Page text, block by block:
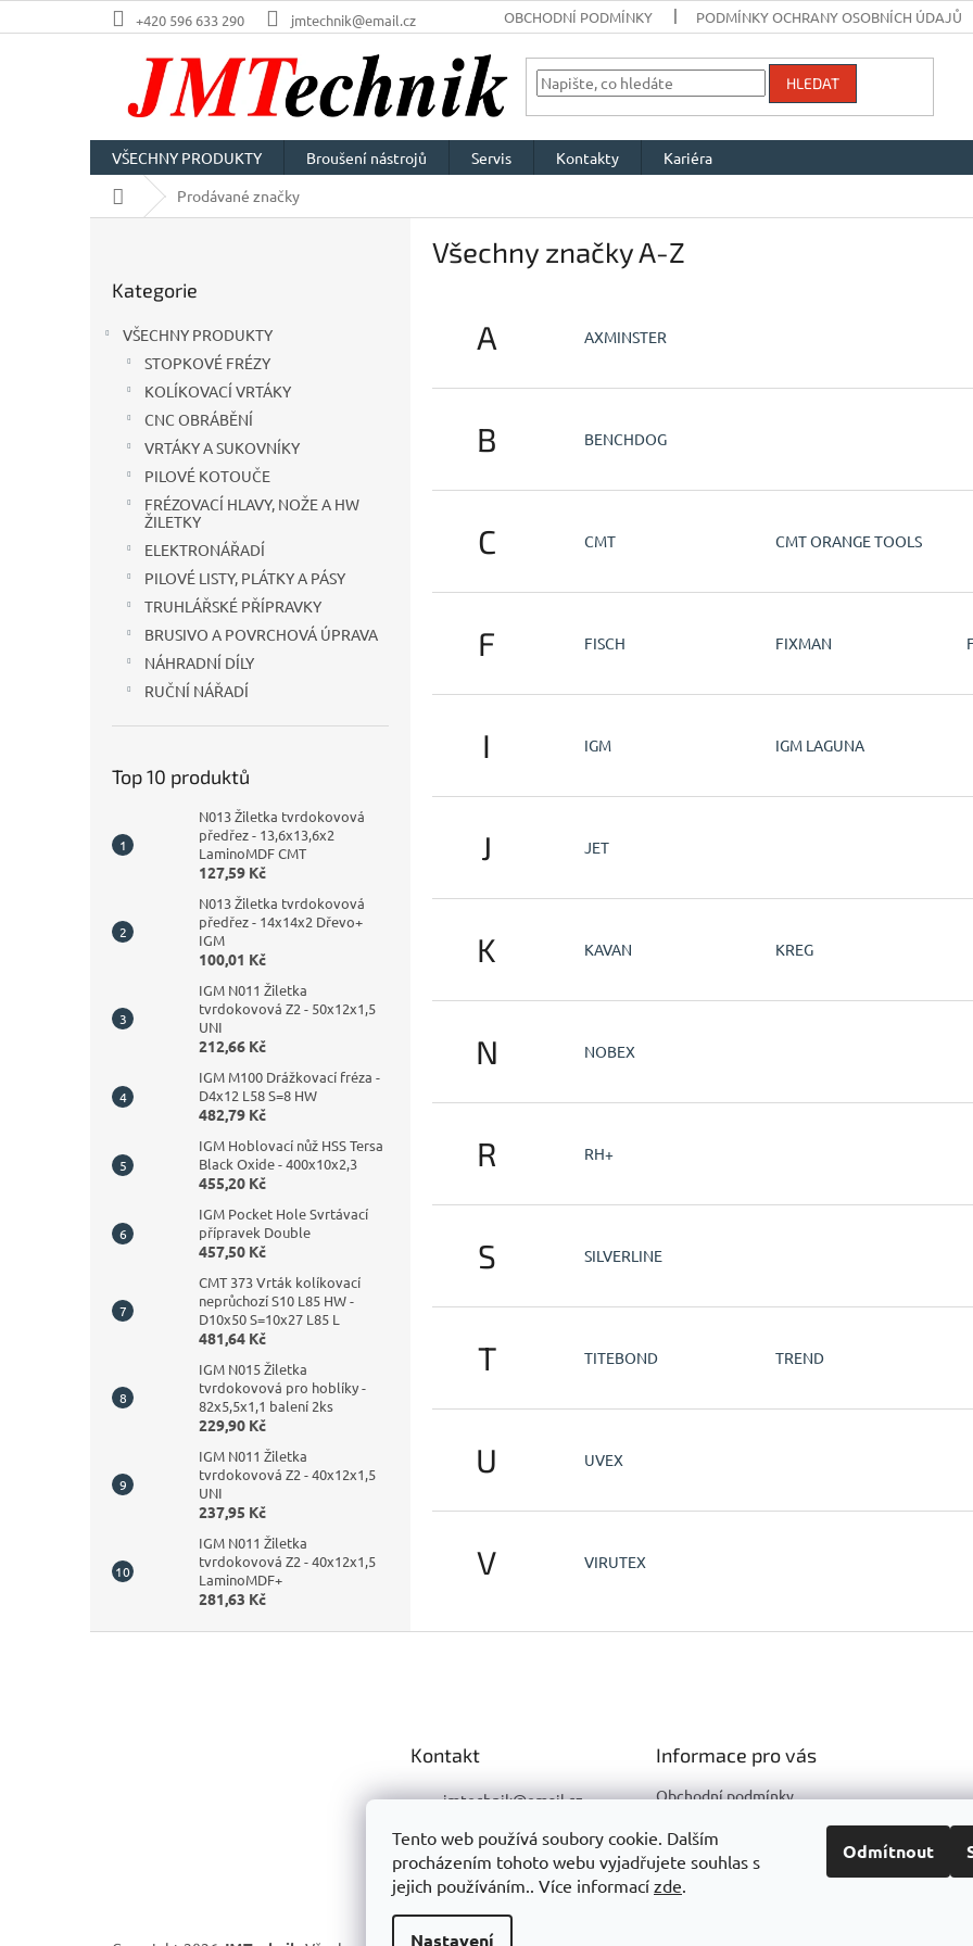
Tento web používá soubory cookie. Dalším
procházením tohoto webu vyjadřujete souhlas s
jejich používáním.. Více informací zde.
Nastavení
Odmítnout
na
+420 596 633 290 jmtechnik@email.cz OBCHODNÍ PODMÍNKY PODMÍNKY OCHRANY OSOBNÍCH ÚDAJŮ
HLEDAT
VŠECHNY PRODUKTY Broušení nástrojů Servis Kontakty
Kariéra
Domů
Prodávané značky
kategorie
Kategorie
VŠECHNY PRODUKTY
STOPKOVÉ FRÉZY
KOLÍKOVACÍ VRTÁKY
CNC OBRÁBĚNÍ
VRTÁKY A SUKOVNÍKY
PILOVÉ KOTOUČE
FRÉZOVACÍ HLAVY, NOŽE A HW
ŽILETKY
ELEKTRONÁŘADÍ
PILOVÉ LISTY, PLÁTKY A PÁSY
TRUHLÁŘSKÉ PŘÍPRAVKY
BRUSIVO A POVRCHOVÁ ÚPRAVA
NÁHRADNÍ DÍLY
RUČNÍ NÁŘADÍ
Top 10 produktů
N013 Žiletka tvrdokovová
předřez - 13,6x13,6x2
LaminoMDF CMT
127,59 Kč
N013 Žiletka tvrdokovová
předřez - 14x14x2 Dřevo+
IGM
100,01 Kč
IGM N011 Žiletka
tvrdokovová Z2 - 50x12x1,5
UNI
212,66 Kč
IGM M100 Drážkovací fréza -
D4x12 L58 S=8 HW
482,79 Kč
IGM Hoblovací nůž HSS Tersa
Black Oxide - 400x10x2,3
455,20 Kč
IGM Pocket Hole Svrtávací
přípravek Double
457,50 Kč
CMT 373 Vrták kolíkovací
neprůchozí S10 L85 HW -
D10x50 S=10x27 L85 L
481,64 Kč
IGM N015 Žiletka
tvrdokovová pro hoblíky -
82x5,5x1,1 balení 2ks
229,90 Kč
IGM N011 Žiletka
tvrdokovová Z2 - 40x12x1,5
UNI
237,95 Kč
IGM N011 Žiletka
tvrdokovová Z2 - 40x12x1,5
LaminoMDF+
281,63 Kč
Všechny značky A-Z
A AXMINSTER
B BENCHDOG
C CMT CMT ORANGE TOOLS
F FISCH FIXMAN
I IGM IGM LAGUNA
J JET
K KAVAN KREG
N NOBEX
R RH+
S SILVERLINE
T TITEBOND TREND
U UVEX
V VIRUTEX
Kontakt
jmtechnik@email.cz
+420 596 633 290
+420 603 857 271
Informace pro vás
Obchodní podmínky
Podmínky ochrany osobních
údajů